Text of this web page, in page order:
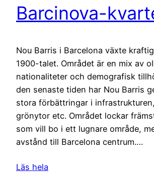
Barcinova-
Nou Barris i Barcelona växte
1900-talet. Området är en mix av
nationaliteter och demografisk
den senaste tiden har Nou Barris
stora förbättringar i
grönytor etc. Området lockar
som vill bo i ett lugnare område,
avstånd till Barcelona centrum.…
Läs hela